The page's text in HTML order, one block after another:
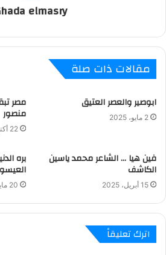
elmasry
مقالات ذات صلة
ابوصير والعصر العتيق
2 مايو، 2025
مصر
منصور
22 أكتوبر، 2024
فين هيا … الشاعر محمد ياسين
الكاشف
15 أبريل، 2025
بره
20 مايو، 2025
اترك تعليقاً